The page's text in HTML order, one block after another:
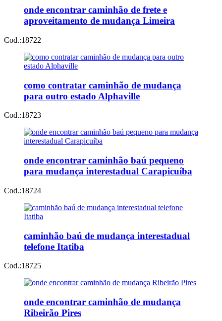
onde encontrar caminhão de frete e
aproveitamento de mudança Limeira
Cod.:18722
como contratar caminhão de mudança
para outro estado Alphaville
Cod.:18723
onde encontrar caminhão baú pequeno
para mudança interestadual Carapicuíba
Cod.:18724
caminhão baú de mudança interestadual
telefone Itatiba
Cod.:18725
onde encontrar caminhão de mudança
Ribeirão Pires